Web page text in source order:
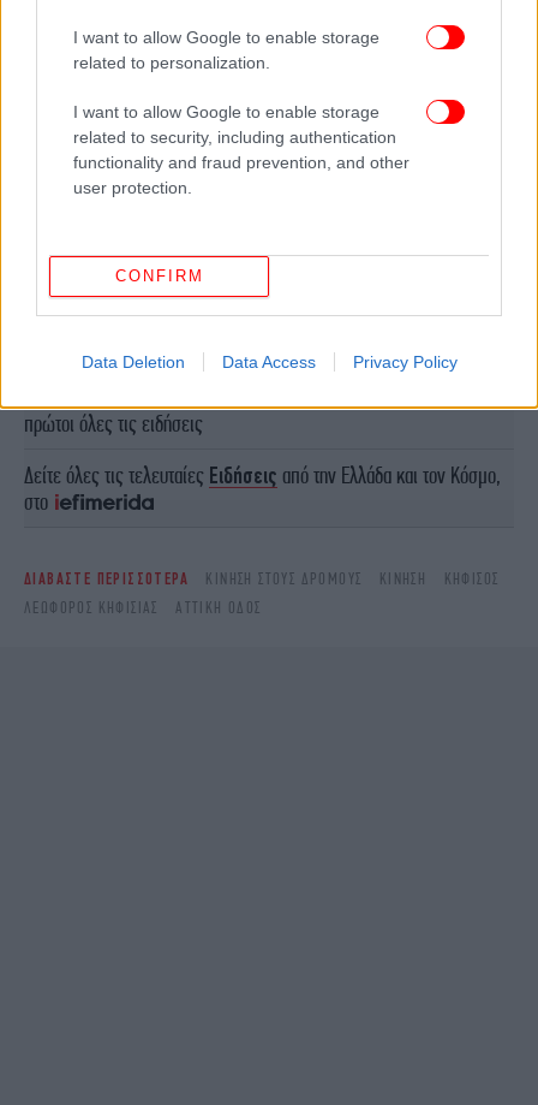
I want to allow Google to enable storage
related to personalization.
I want to allow Google to enable storage
related to security, including authentication
functionality and fraud prevention, and other
user protection.
CONFIRM
Data Deletion Data Access Privacy Policy
ΠΕΡΙΣΣΟΤΕΡΑ ΒΙΝΤΕΟ
πρώτοι όλες τις ειδήσεις
Δείτε όλες τις τελευταίες Ειδήσεις από την Ελλάδα και τον Κόσμο,
στο
ΔΙΑΒΑΣΤΕ ΠΕΡΙΣΣΟΤΕΡΑ ΚΊΝΗΣΗ ΣΤΟΥΣ ΔΡΌΜΟΥΣ ΚΊΝΗΣΗ
ΚΗΦΙΣΌΣ
ΛΕΩΦΌΡΟΣ ΚΗΦΙΣΊΑΣ
ΑΤΤΙΚΉ ΟΔΌΣ